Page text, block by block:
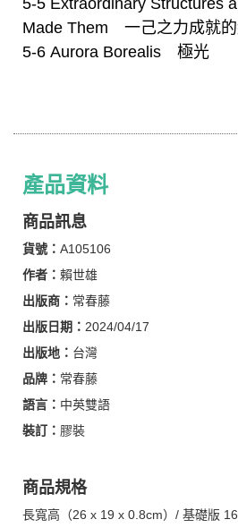
5-5 Extraordinary Structures
Made Them 一己之力成就
5-6 Aurora Borealis 極光
產品資料
商品訊息
貨號： A105106
作者： 賴世雄
出版商： 常春藤
出版日期： 2024/04/17
出版地： 台灣
品牌： 常春藤
語言： 中英雙語
裝訂： 膠裝
商品規格
長寬高（26 x 19 x 0.8cm）/ 基礎版